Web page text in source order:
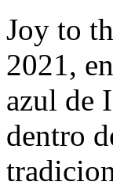
Joy to
2021,
azul de
dentro